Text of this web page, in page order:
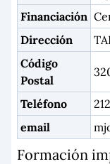
Financiación
Dirección
Código
Postal
Teléfono
email
Formación